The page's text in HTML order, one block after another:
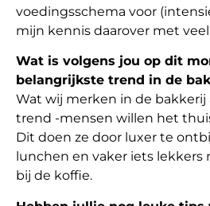
voedingsschema voor
mijn kennis daarover met
Wat is volgens jou op dit
belangrijkste trend in de
Wat wij merken in de bakkerij
trend -mensen willen het
Dit doen ze door luxer te
lunchen en vaker iets
bij de koffie.